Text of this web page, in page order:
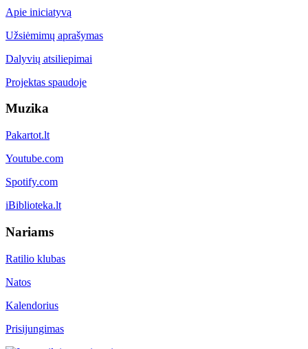
Apie iniciatyvą
Užsiėmimų aprašymas
Dalyvių atsiliepimai
Projektas spaudoje
Muzika
Pakartot.lt
Youtube.com
Spotify.com
iBiblioteka.lt
Nariams
Ratilio klubas
Natos
Kalendorius
Prisijungimas